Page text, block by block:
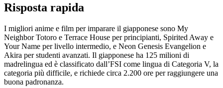
Risposta rapida
I migliori anime e film per imparare il giapponese sono My
Neighbor Totoro e Terrace House per principianti, Spirited Away e
Your Name per livello intermedio, e Neon Genesis Evangelion e
Akira per studenti avanzati. Il giapponese ha 125 milioni di
madrelingua ed è classificato dall’FSI come lingua di Categoria V, la
categoria più difficile, e richiede circa 2.200 ore per raggiungere una
buona padronanza.